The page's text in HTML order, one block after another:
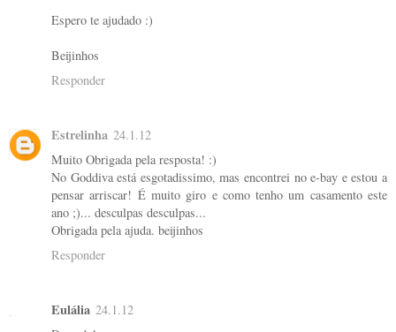
Espero te ajudado :)
Beijinhos
Responder
Estrelinha 24.1.12
Muito Obrigada pela resposta! :)
No Goddiva está esgotadissimo, mas encontrei no e-bay e estou a
pensar arriscar! É muito giro e como tenho um casamento este
ano ;)... desculpas desculpas...
Obrigada pela ajuda. beijinhos
Responder
Eulália 24.1.12